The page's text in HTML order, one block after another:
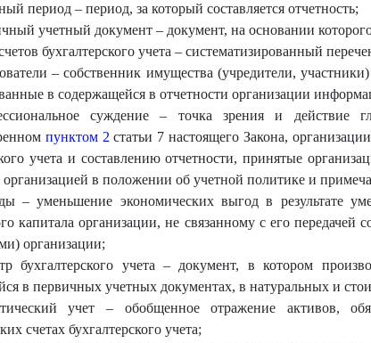
период – период, за который составляется отчетность;
учетный документ – документ, на основании которого
бухгалтерского учета – систематизированный
– собственник имущества (учредители,
в содержащейся в отчетности организации
суждение – точка зрения и действие
пунктом 2 статьи 7 настоящего Закона,
учета и составлению отчетности, принятые
организацией в положении об учетной политике и
– уменьшение экономических выгод в результате
капитала организации, не связанному с его
организации;
бухгалтерского учета – документ, в котором
в первичных учетных документах, в натуральных и
учет – обобщенное отражение активов,
счетах бухгалтерского учета;